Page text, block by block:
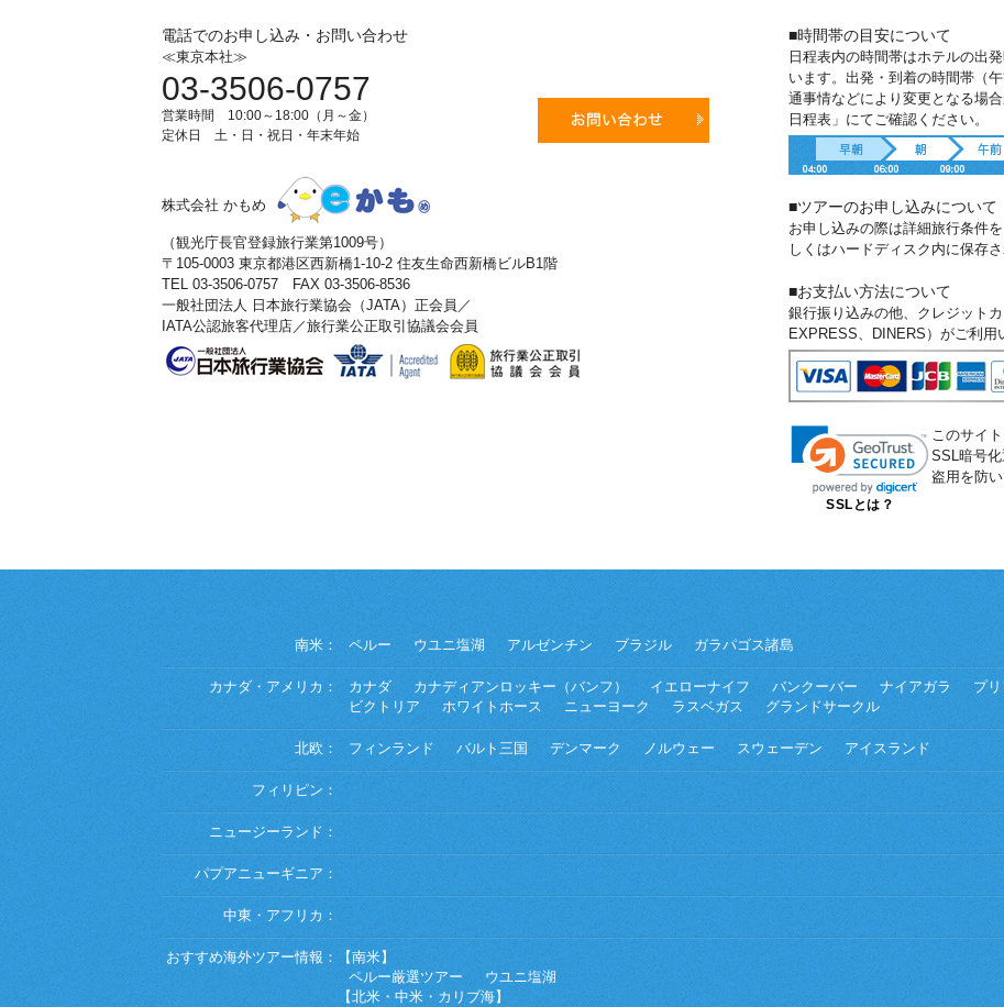
電話でのお申し込み・お問い合わせ
≪東京本社≫
03-3506-0757
営業時間 10:00～18:00（月～金）
定休日 土・日・祝日・年末年始
株式会社 かもめ
（観光庁長官登録旅行業第1009号）
〒105-0003 東京都港区西新橋1-10-2 住友生命西新橋ビルB1階
TEL 03-3506-0757 FAX 03-3506-8536
一般社団法人 日本旅行業協会（JATA）正会員／
IATA公認旅客代理店／旅行業公正取引協議会会員
■時間帯の目安について
日程表内の時間帯はホテルの出
います。出発・到着の時間帯（
通事情などにより変更となる場
日程表」にてご確認ください。
■ツアーのお申し込みについて
お申し込みの際は詳細旅行条件
しくはハードディスク内に保存
■お支払い方法について
銀行振り込みの他、クレジット
EXPRESS、DINERS）がご利用
SSLとは？
このサイ
SSL暗号
盗用を防い
南米： ペルー ウユニ塩湖 アルゼンチン ブラジル ガラパゴス諸島
カナダ・アメリカ： カナダ カナディアンロッキー（バンフ） イエローナイフ バンクーバー ナイアガラ プ
ビクトリア
ホワイトホース ニューヨーク ラスベガス グランドサークル
北欧： フィンランド バルト三国 デンマーク ノルウェー スウェーデン アイスランド
フィリピン：
ニュージーランド：
パプアニューギニア：
中東・アフリカ：
おすすめ海外ツアー情報：
【南米】
ペルー厳選ツアー
ウユニ塩湖
【北米・中米・カリブ海】